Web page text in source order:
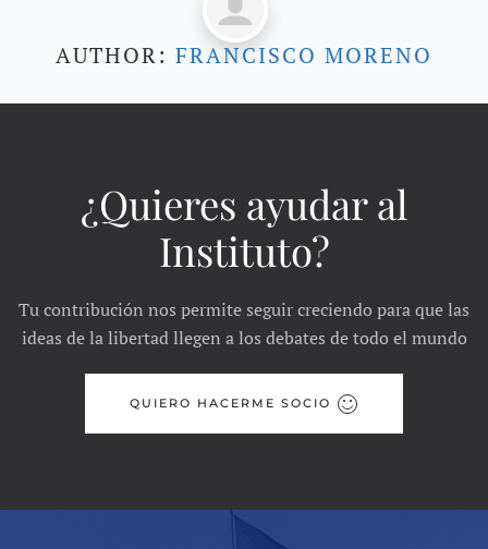
AUTHOR: FRANCISCO MORENO
¿Quieres ayudar al
Instituto?
Tu contribución nos permite seguir creciendo para que las
ideas de la libertad llegen a los debates de todo el mundo
QUIERO HACERME SOCIO